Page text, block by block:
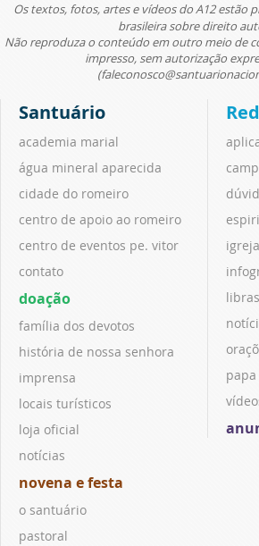
Os textos, fotos, artes e vídeos do A12 estão
brasileira sobre direito
Não reproduza o conteúdo em outro meio de
impresso, sem autorização
Santuário
academia marial
água mineral aparecida
cidade do romeiro
centro de apoio ao romeiro
centro de eventos pe. vitor
contato
doação
família dos devotos
história de nossa senhora
imprensa
locais turísticos
loja oficial
notícias
novena e festa
o santuário
pastoral
igreja
libras
papa